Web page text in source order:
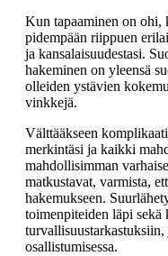
Kun tapaaminen on ohi,
pidempään riippuen
ja kansalaisuudestasi.
hakeminen on yleensä
olleiden ystävien
vinkkejä.
Välttääkseen
merkintäsi ja kaikki
mahdollisimman
matkustavat, varmista,
hakemukseen.
toimenpiteiden läpi
osallistumisessa.